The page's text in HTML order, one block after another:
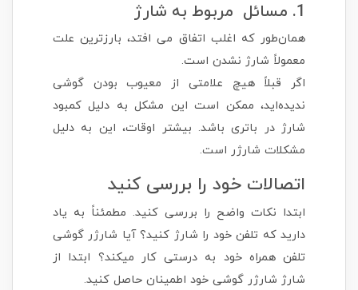
1. مسائل مربوط به شارژ
همان‌طور که اغلب اتفاق می افتد، بارزترین علت
معمولاً شارژ نشدن است.
اگر قبلاً هیچ علامتی از معیوب بودن گوشی
ندیده‌اید، ممکن است این مشکل به دلیل کمبود
شارژ در باتری باشد. بیشتر اوقات، این به دلیل
مشکلات شارژر است.
اتصالات خود را بررسی کنید
ابتدا نکات واضح را بررسی کنید. مطمئناً به یاد
دارید که تلفن خود را شارژ کنید؟ آیا شارژر گوشی
تلفن همراه خود به درستی کار میکند؟ ابتدا از
شارژ شارژر گوشی خود اطمینان حاصل کنید.